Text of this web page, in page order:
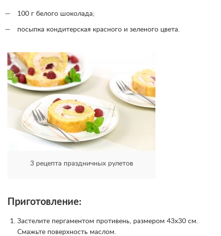
100 г белого шоколада;
посыпка кондитерская красного и зеленого цвета.
3 рецепта праздничных рулетов
Приготовление:
Застелите пергаментом противень, размером 43х30 см.
Смажьте поверхность маслом.